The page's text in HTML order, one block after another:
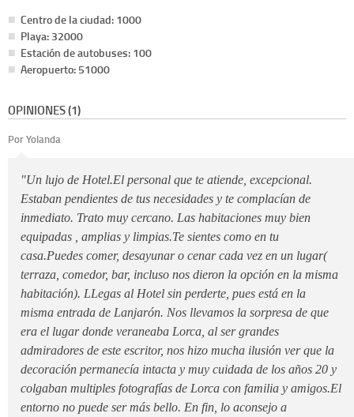
Centro de la ciudad: 1000
Playa: 32000
Estación de autobuses: 100
Aeropuerto: 51000
OPINIONES (1)
Por Yolanda
"Un lujo de Hotel.El personal que te atiende, excepcional.
Estaban pendientes de tus necesidades y te complacían de
inmediato. Trato muy cercano. Las habitaciones muy bien
equipadas , amplias y limpias.Te sientes como en tu
casa.Puedes comer, desayunar o cenar cada vez en un lugar(
terraza, comedor, bar, incluso nos dieron la opción en la misma
habitación). LLegas al Hotel sin perderte, pues está en la
misma entrada de Lanjarón. Nos llevamos la sorpresa de que
era el lugar donde veraneaba Lorca, al ser grandes
admiradores de este escritor, nos hizo mucha ilusión ver que la
decoración permanecía intacta y muy cuidada de los años 20 y
colgaban multiples fotografías de Lorca con familia y amigos.El
entorno no puede ser más bello. En fin, lo aconsejo a